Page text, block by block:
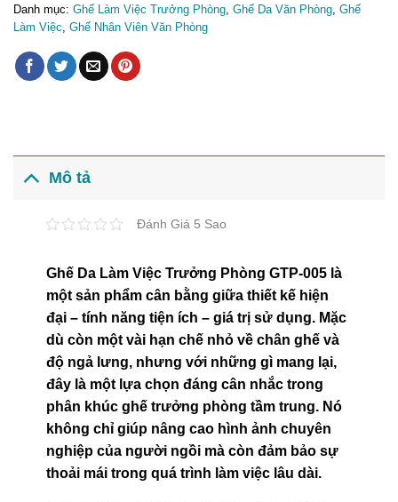
Danh mục: Ghế Làm Việc Trưởng Phòng Ghế Da Văn Phòng Ghế
Làm Việc Ghế Nhân Viên Văn Phòng
Mô tả
Đánh Giá 5 Sao
Ghế Da Làm Việc Trưởng Phòng GTP-005 là
một sản phẩm cân bằng giữa thiết kế hiện
đại – tính năng tiện ích – giá trị sử dụng. Mặc
dù còn một vài hạn chế nhỏ về chân ghế và
độ ngả lưng, nhưng với những gì mang lại,
đây là một lựa chọn đáng cân nhắc trong
phân khúc ghế trưởng phòng tầm trung. Nó
không chỉ giúp nâng cao hình ảnh chuyên
nghiệp của người ngồi mà còn đảm bảo sự
thoải mái trong quá trình làm việc lâu dài.